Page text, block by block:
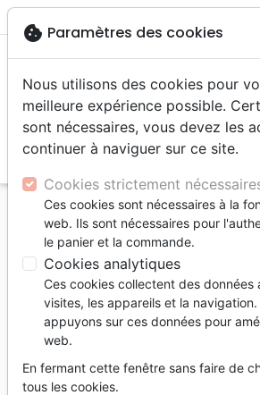
menu
Accueil Livres Commentaires
Romains 5-8 - Des hommes
Romains 5-8
Des hommes nouveaux
Auteur :John R. W. Stott
Référence GV1062
EditeurGrâce et Vérité&GBU
cookie Paramètres des cookies
Nous utilisons des cookies pour
meilleure expérience possible.
sont nécessaires, vous devez les
continuer à naviguer sur ce site.
Cookies strictement
Ces cookies sont nécessaires à la
web. Ils sont nécessaires pour
le panier et la commande.
Cookies analytiques
Ces cookies collectent des données
visites, les appareils et la
appuyons sur ces données pour
web.
En fermant cette fenêtre sans faire de
tous les cookies.